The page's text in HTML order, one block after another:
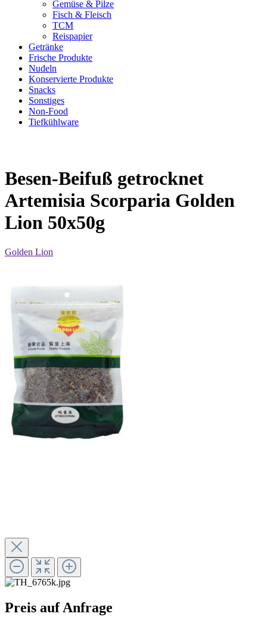
Gemüse & Pilze
Fisch & Fleisch
TCM
Reispapier
Getränke
Frische Produkte
Nudeln
Konservierte Produkte
Snacks
Sonstiges
Non-Food
Tiefkühlware
Besen-Beifuß getrocknet
Artemisia Scorparia Golden
Lion 50x50g
Golden Lion
Preis auf Anfrage